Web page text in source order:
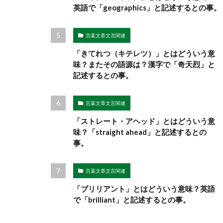
英語で「geographics」と記述するとの事。
言葉文章文言関連
「きてれつ（キテレツ）」とはどういう意
味？またその語源は？漢字で「奇天烈」と
記述するとの事。
言葉文章文言関連
「ストレート・アヘッド」とはどういう意
味？「straight ahead」と記述するとの
事。
言葉文章文言関連
「ブリリアント」とはどういう意味？英語
で「brilliant」と記述するとの事。